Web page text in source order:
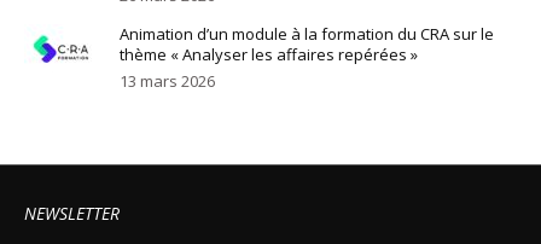
Animation d’un module à la formation du CRA sur le
thème « Analyser les affaires repérées »
13 mars 2026
NEWSLETTER